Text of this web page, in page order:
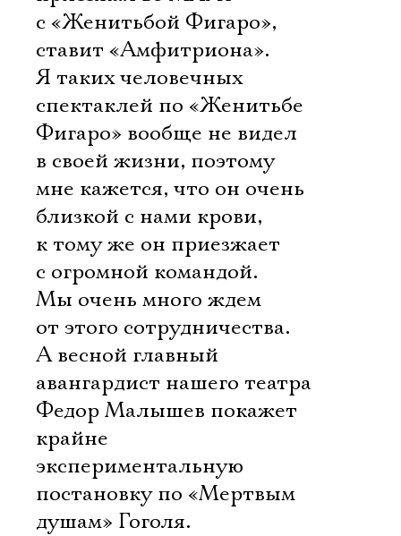
с «Женитьбой Фигаро»,
ставит «Амфитриона».
Я таких человечных
спектаклей по «Женитьбе
Фигаро» вообще не видел
в своей жизни, поэтому
мне кажется, что он очень
близкой с нами крови,
к тому же он приезжает
с огромной командой.
Мы очень много ждем
от этого сотрудничества.
А весной главный
авангардист нашего театра
Федор Малышев покажет
крайне
экспериментальную
постановку по «Мертвым
душам» Гоголя.